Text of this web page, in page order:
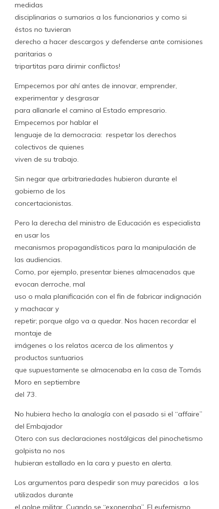
medidas
disciplinarias o sumarios a los funcionarios y como si
éstos no tuvieran
derecho a hacer descargos y defenderse ante comisiones
paritarias o
tripartitas para dirimir conflictos!
Empecemos por ahí antes de innovar, emprender,
experimentar y desgrasar
para allanarle el camino al Estado empresario.
Empecemos por hablar el
lenguaje de la democracia: respetar los derechos
colectivos de quienes
viven de su trabajo.
Sin negar que arbitrariedades hubieron durante el
gobierno de los
concertacionistas.
Pero la derecha del ministro de Educación es especialista
en usar los
mecanismos propagandísticos para la manipulación de
las audiencias.
Como, por ejemplo, presentar bienes almacenados que
evocan derroche, mal
uso o mala planificación con el fin de fabricar indignación
y machacar y
repetir; porque algo va a quedar. Nos hacen recordar el
montaje de
imágenes o los relatos acerca de los alimentos y
productos suntuarios
que supuestamente se almacenaba en la casa de Tomás
Moro en septiembre
del 73.
No hubiera hecho la analogía con el pasado si el “affaire”
del Embajador
Otero con sus declaraciones nostálgicas del pinochetismo
golpista no nos
hubieran estallado en la cara y puesto en alerta.
Los argumentos para despedir son muy parecidos a los
utilizados durante
el golpe militar. Cuando se “exoneraba”. El eufemismo